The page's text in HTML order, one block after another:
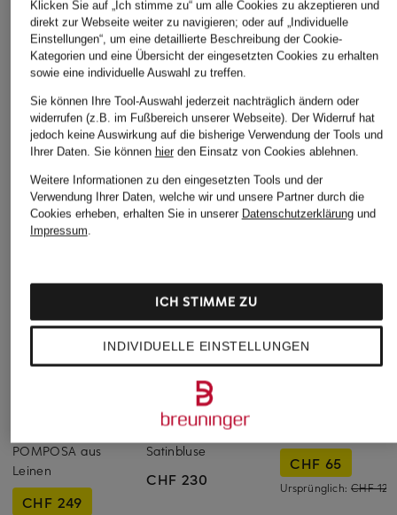
POMPOSA aus
Leinen
CHF 249
LAUREN RALPH
LAUREN
Satinbluse
CHF 230
CHF 65
Ursprünglich:CHF 129
Klicken Sie auf „Ich stimme zu“ um alle Cookies zu akzeptieren und
direkt zur Webseite weiter zu navigieren; oder auf „Individuelle
Einstellungen“, um eine detaillierte Beschreibung der Cookie-
Kategorien und eine Übersicht der eingesetzten Cookies zu erhalten
sowie eine individuelle Auswahl zu treffen.
Sie können Ihre Tool-Auswahl jederzeit nachträglich ändern oder
widerrufen (z.B. im Fußbereich unserer Webseite). Der Widerruf hat
jedoch keine Auswirkung auf die bisherige Verwendung der Tools und
Ihrer Daten. Sie können hierden Einsatz von Cookies ablehnen.
Weitere Informationen zu den eingesetzten Tools und der
Verwendung Ihrer Daten, welche wir und unsere Partner durch die
Cookies erheben, erhalten Sie in unserer Datenschutzerklärungund
Impressum.
INDIVIDUELLE EINSTELLUNGEN
ICH STIMME ZU